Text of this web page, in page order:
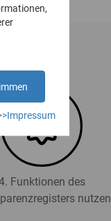
Funktionen des
nutzen